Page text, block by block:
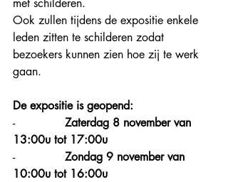
met schilderen.
Ook zullen tijdens de expositie enkele
leden zitten te schilderen zodat
bezoekers kunnen zien hoe zij te werk
gaan.
De expositie is geopend:
- Zaterdag 8 november van
13:00u tot 17:00u
- Zondag 9 november van
10:00u tot 16:00u